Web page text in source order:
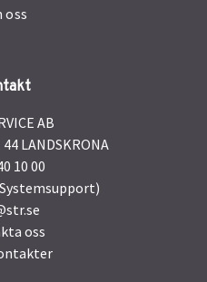
oss
AB
LANDSKRONA
10 00
oss